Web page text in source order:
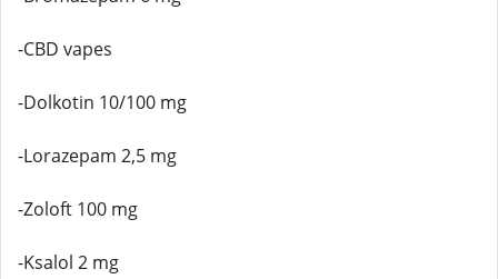
-CBD vapes
-Dolkotin 10/100 mg
-Lorazepam 2,5 mg
-Zoloft 100 mg
-Ksalol 2 mg